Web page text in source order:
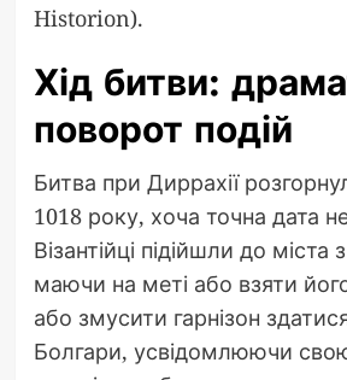
Historion).
Хід битви:
поворот подій
Битва при Диррахії
1018 року, хоча точна дата
Візантійці підійшли до міста
маючи на меті або взяти
або змусити гарнізон
Болгари, усвідомлюючи